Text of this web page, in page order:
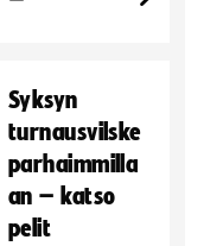
Syksyn
turnausvilske
parhaimmilla
an – katso
pelit